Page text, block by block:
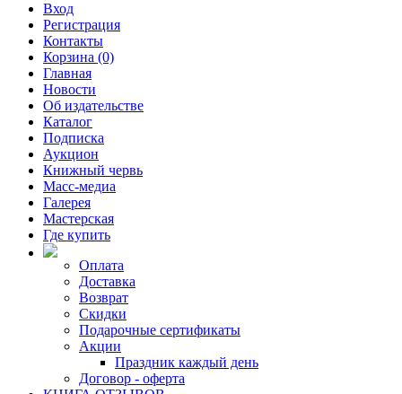
Вход
Регистрация
Контакты
Корзина (0)
Главная
Новости
Об издательстве
Каталог
Подписка
Аукцион
Книжный червь
Масс-медиа
Галерея
Мастерская
Где купить
Оплата
Доставка
Возврат
Скидки
Подарочные сертификаты
Акции
Праздник каждый день
Договор - оферта